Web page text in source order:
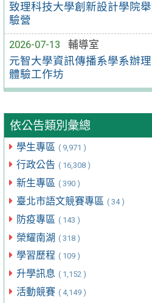
致理科技大學創新設計學院
驗營
2026-07-13
輔導室
元智大學資訊傳播系學系辦
體驗工作坊
依公告類別彙總
學生專區 ( 9,971 )
行政公告 ( 16,308 )
新生專區 ( 390 )
臺北市語文競賽專區 ( 34 )
防疫專區 ( 143 )
榮耀南湖 ( 318 )
學習歷程 ( 109 )
升學訊息 ( 1,152 )
活動競賽 ( 4,149 )